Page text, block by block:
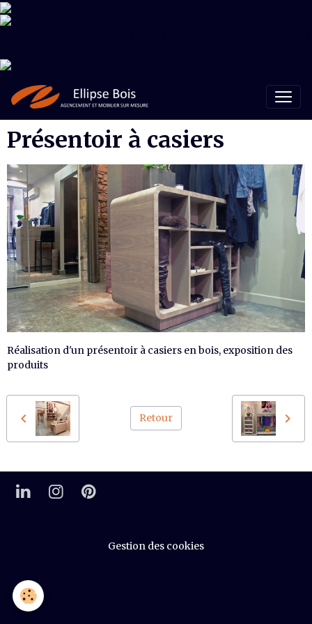
Présentoir à casiers
Réalisation d'un présentoir à casiers en bois, exposition des
produits
Retour
Gestion des cookies